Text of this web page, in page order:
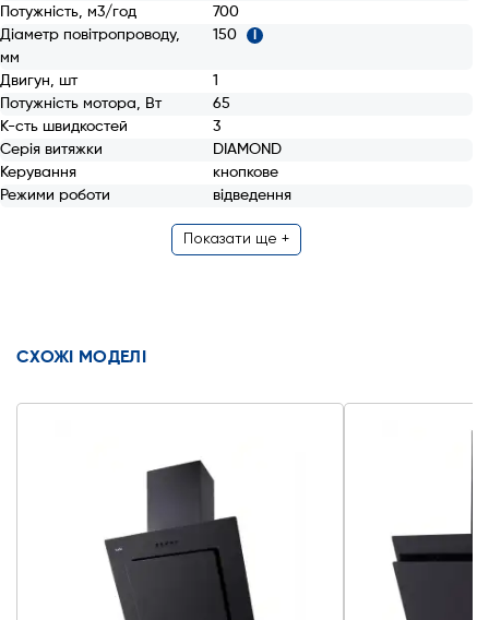
Потужність, м3/год
700
Діаметр повітропроводу,
мм
150
Двигун, шт
1
Потужність мотора, Вт
65
К-сть швидкостей
3
Серія витяжки
DIAMOND
Керування
кнопкове
Режими роботи
відведення
Показати ще +
СХОЖІ МОДЕЛІ